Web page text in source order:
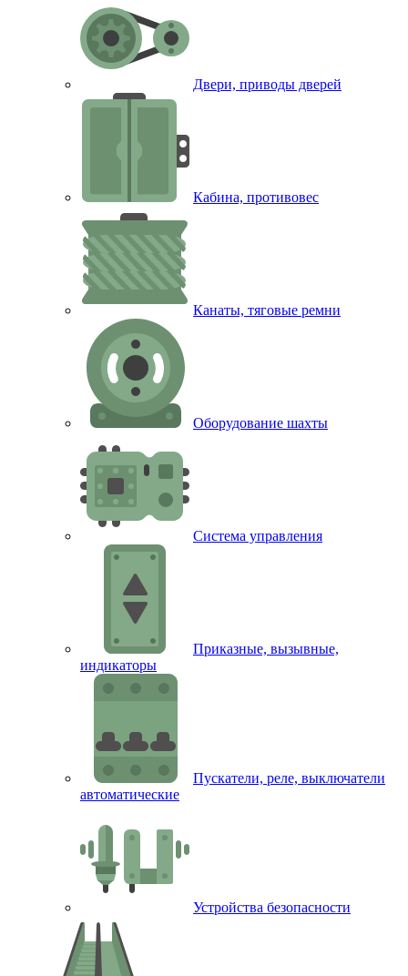
Двери, приводы дверей
Кабина, противовес
Канаты, тяговые ремни
Оборудование шахты
Система управления
Приказные, вызывные,
индикаторы
Пускатели, реле, выключатели
автоматические
Устройства безопасности